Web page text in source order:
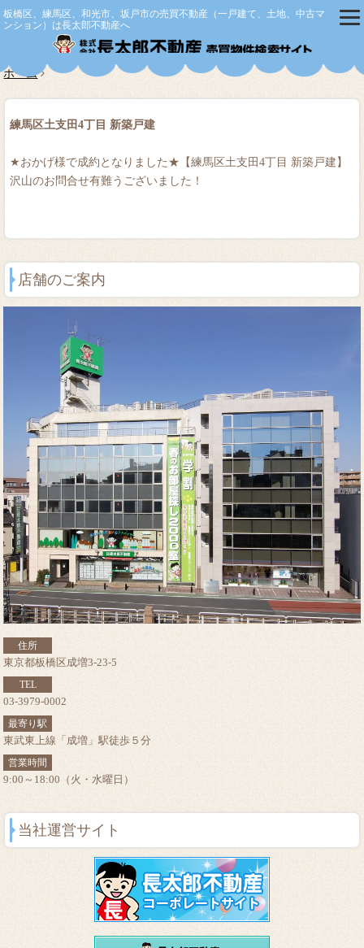
板橋区、練馬区、和光市、坂戸市の売買不動産（一戸建て、土地、中古マ
ンション）は長太郎不動産へ
ホーム
練馬区土支田4丁目 新築戸建
★おかげ様で成約となりました★【練馬区土支田4丁目 新築戸建】
沢山のお問合せ有難うございました！
店舗のご案内
住所
東京都板橋区成増3-23-5
TEL
03-3979-0002
最寄り駅
東武東上線「成増」駅徒歩５分
営業時間
9:00～18:00（火・水曜日）
当社運営サイト